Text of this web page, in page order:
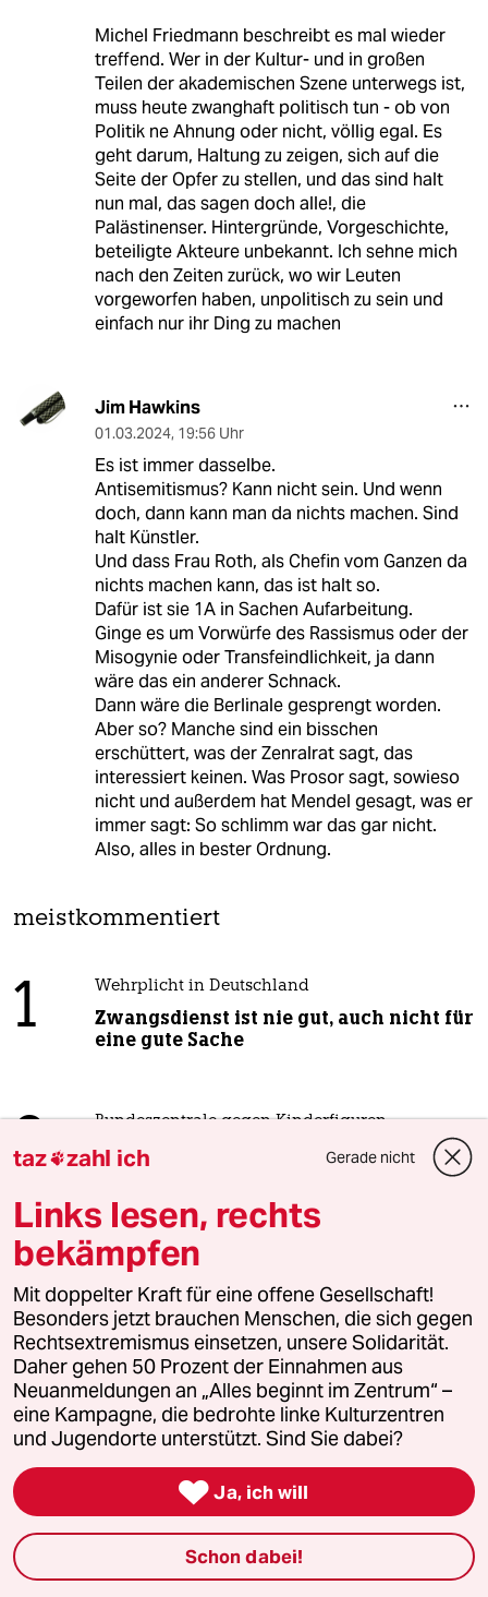
Michel Friedmann beschreibt es mal wieder
treffend. Wer in der Kultur- und in großen
Teilen der akademischen Szene unterwegs ist,
muss heute zwanghaft politisch tun - ob von
Politik ne Ahnung oder nicht, völlig egal. Es
geht darum, Haltung zu zeigen, sich auf die
Seite der Opfer zu stellen, und das sind halt
nun mal, das sagen doch alle!, die
Palästinenser. Hintergründe, Vorgeschichte,
beteiligte Akteure unbekannt. Ich sehne mich
nach den Zeiten zurück, wo wir Leuten
vorgeworfen haben, unpolitisch zu sein und
einfach nur ihr Ding zu machen
Jim Hawkins
01.03.2024, 19:56 Uhr
Es ist immer dasselbe.
Antisemitismus? Kann nicht sein. Und wenn
doch, dann kann man da nichts machen. Sind
halt Künstler.
Und dass Frau Roth, als Chefin vom Ganzen da
nichts machen kann, das ist halt so.
Dafür ist sie 1A in Sachen Aufarbeitung.
Ginge es um Vorwürfe des Rassismus oder der
Misogynie oder Transfeindlichkeit, ja dann
wäre das ein anderer Schnack.
Dann wäre die Berlinale gesprengt worden.
Aber so? Manche sind ein bisschen
erschüttert, was der Zenralrat sagt, das
interessiert keinen. Was Prosor sagt, sowieso
nicht und außerdem hat Mendel gesagt, was er
immer sagt: So schlimm war das gar nicht.
Also, alles in bester Ordnung.
meistkommentiert
1 Wehrplicht in Deutschland
Zwangsdienst ist nie gut, auch nicht für
eine gute Sache
2 Bundeszentrale gegen Kinderfiguren
Benjamin, du lieber Anarchist
3 Rennradfahren in der Hitze
Ist das unsolidarisch?
4 Streit um Rente mit 63
Passgenauer Populismus
5 Linken-Politikerin von Angern zur Rente
„Dem Kanzler ist der Osten egal“
taz zahl ich Gerade nicht
Links lesen, rechts
bekämpfen
Mit doppelter Kraft für eine offene Gesellschaft!
Besonders jetzt brauchen Menschen, die sich gegen
Rechtsextremismus einsetzen, unsere Solidarität.
Daher gehen 50 Prozent der Einnahmen aus
Neuanmeldungen an „Alles beginnt im Zentrum“ –
eine Kampagne, die bedrohte linke Kulturzentren
und Jugendorte unterstützt. Sind Sie dabei?
 Ja, ich will
Schon dabei!